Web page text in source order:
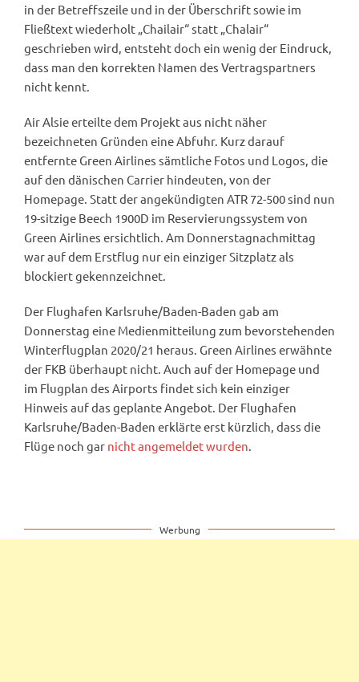
in der Betreffszeile und in der Überschrift sowie im
Fließtext wiederholt „Chailair“ statt „Chalair“
geschrieben wird, entsteht doch ein wenig der Eindruck,
dass man den korrekten Namen des Vertragspartners
nicht kennt.
Air Alsie erteilte dem Projekt aus nicht näher
bezeichneten Gründen eine Abfuhr. Kurz darauf
entfernte Green Airlines sämtliche Fotos und Logos, die
auf den dänischen Carrier hindeuten, von der
Homepage. Statt der angekündigten ATR 72-500 sind nun
19-sitzige Beech 1900D im Reservierungssystem von
Green Airlines ersichtlich. Am Donnerstagnachmittag
war auf dem Erstflug nur ein einziger Sitzplatz als
blockiert gekennzeichnet.
Der Flughafen Karlsruhe/Baden-Baden gab am
Donnerstag eine Medienmitteilung zum bevorstehenden
Winterflugplan 2020/21 heraus. Green Airlines erwähnte
der FKB überhaupt nicht. Auch auf der Homepage und
im Flugplan des Airports findet sich kein einziger
Hinweis auf das geplante Angebot. Der Flughafen
Karlsruhe/Baden-Baden erklärte erst kürzlich, dass die
Flüge noch gar nicht angemeldet wurden.
Werbung